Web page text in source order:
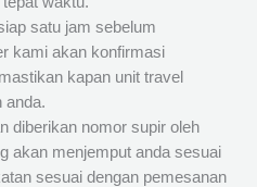
satu jam sebelum
kami akan konfirmasi
kapan unit travel
anda.
diberikan nomor supir oleh
akan menjemput anda sesuai
sesuai dengan pemesanan